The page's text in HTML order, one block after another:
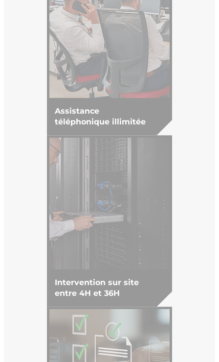
Assistance
téléphonique illimitée
Intervention sur site
entre 4H et 36H